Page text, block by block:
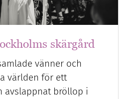
skärgård
vänner och
världen för ett
avslappnat bröllop i